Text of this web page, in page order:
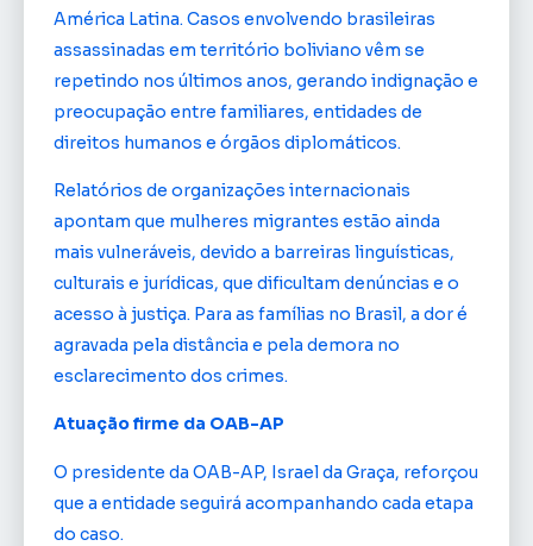
América Latina. Casos envolvendo brasileiras
assassinadas em território boliviano vêm se
repetindo nos últimos anos, gerando indignação e
preocupação entre familiares, entidades de
direitos humanos e órgãos diplomáticos.
Relatórios de organizações internacionais
apontam que mulheres migrantes estão ainda
mais vulneráveis, devido a barreiras linguísticas,
culturais e jurídicas, que dificultam denúncias e o
acesso à justiça. Para as famílias no Brasil, a dor é
agravada pela distância e pela demora no
esclarecimento dos crimes.
Atuação firme da OAB-AP
O presidente da OAB-AP, Israel da Graça, reforçou
que a entidade seguirá acompanhando cada etapa
do caso.